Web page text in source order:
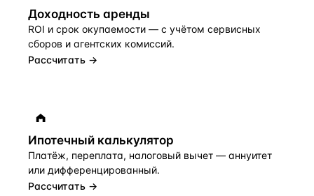
Доходность аренды
ROI и срок окупаемости — с учётом сервисных
сборов и агентских комиссий.
Рассчитать →
Ипотечный калькулятор
Платёж, переплата, налоговый вычет — аннуитет
или дифференцированный.
Рассчитать →